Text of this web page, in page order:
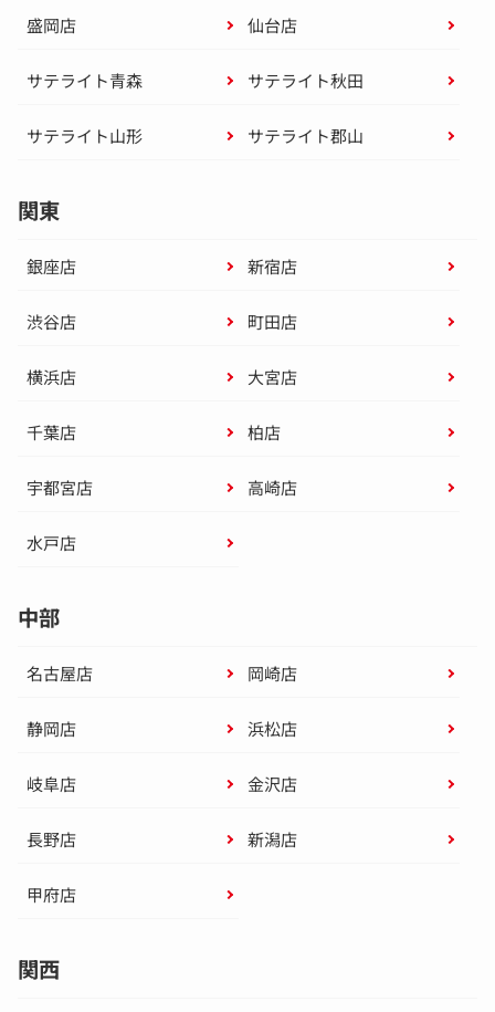
盛岡店 仙台店
サテライト青森 サテライト秋田
サテライト山形 サテライト郡山
関東
銀座店 新宿店
渋谷店 町田店
横浜店 大宮店
千葉店 柏店
宇都宮店 高崎店
水戸店
中部
名古屋店 岡崎店
静岡店 浜松店
岐阜店 金沢店
長野店 新潟店
甲府店
関西